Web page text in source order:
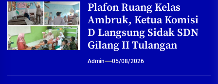
Plafon Ruang Kelas
Ambruk, Ketua Komisi
D Langsung Sidak SDN
Gilang II Tulangan
Admin 05/08/2026